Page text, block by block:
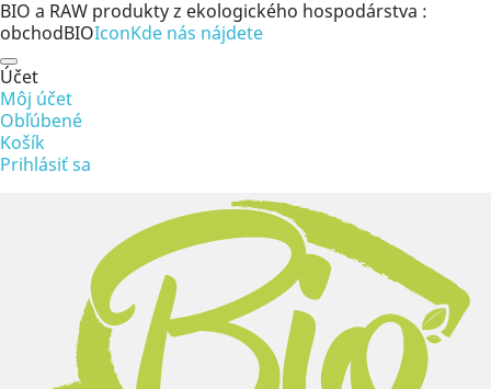
BIO a RAW produkty z ekologického hospodárstva :
obchodBIOIconKde nás nájdete
Účet
Môj účet
Obľúbené
Košík
Prihlásiť sa